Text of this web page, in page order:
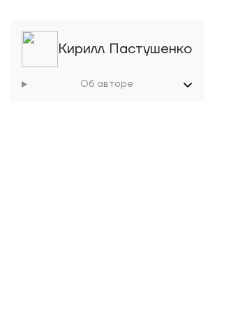
Кирилл Пастушенко
Об авторе